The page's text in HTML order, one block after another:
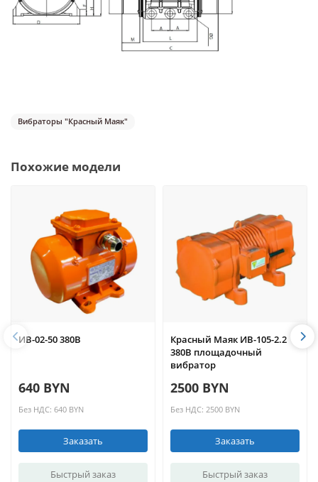
Вибраторы "Красный Маяк"
Похожие модели
ИВ-02-50 380В
640 BYN
Без НДС: 640 BYN
Заказать
Быстрый заказ
Красный Маяк ИВ-105-2.2
380В площадочный
вибратор
2500 BYN
Без НДС: 2500 BYN
Заказать
Быстрый заказ